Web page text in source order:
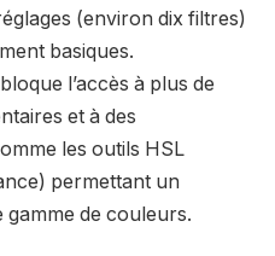
(environ dix filtres)
basiques.
l’accès à plus de
et à des
les outils HSL
permettant un
de couleurs.